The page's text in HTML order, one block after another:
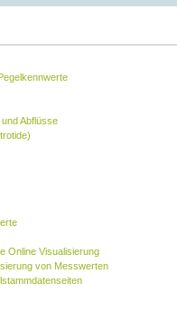
Abflüsse
Online Visualisierung
von Messwerten